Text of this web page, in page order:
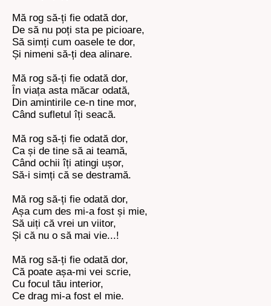
Mă rog să-ți fie odată dor,
De să nu poți sta pe picioare,
Să simți cum oasele te dor,
Și nimeni să-ți dea alinare.
Mă rog să-ți fie odată dor,
În viața asta măcar odată,
Din amintirile ce-n tine mor,
Când sufletul îți seacă.
Mă rog să-ți fie odată dor,
Ca și de tine să ai teamă,
Când ochii îți atingi ușor,
Să-i simți că se destramă.
Mă rog să-ți fie odată dor,
Așa cum des mi-a fost și mie,
Să uiți că vrei un viitor,
Și că nu o să mai vie...!
Mă rog să-ți fie odată dor,
Că poate așa-mi vei scrie,
Cu focul tău interior,
Ce drag mi-a fost el mie.